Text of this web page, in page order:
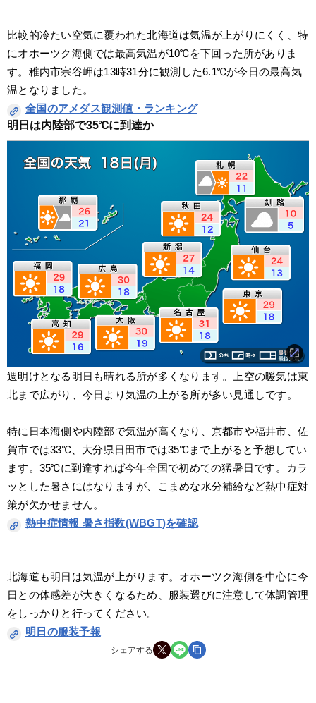
比較的冷たい空気に覆われた北海道は気温が上がりにくく、特
にオホーツク海側では最高気温が10℃を下回った所がありま
す。稚内市宗谷岬は13時31分に観測した6.1℃が今日の最高気
温となりました。
全国のアメダス観測値・ランキング
明日は内陸部で35℃に到達か
週明けとなる明日も晴れる所が多くなります。上空の暖気は東
北まで広がり、今日より気温の上がる所が多い見通しです。
特に日本海側や内陸部で気温が高くなり、京都市や福井市、佐
賀市では33℃、大分県日田市では35℃まで上がると予想してい
ます。35℃に到達すれば今年全国で初めての猛暑日です。カラ
ッとした暑さにはなりますが、こまめな水分補給など熱中症対
策が欠かせません。
熱中症情報 暑さ指数(WBGT)を確認
北海道も明日は気温が上がります。オホーツク海側を中心に今
日との体感差が大きくなるため、服装選びに注意して体調管理
をしっかりと行ってください。
明日の服装予報
シェアする